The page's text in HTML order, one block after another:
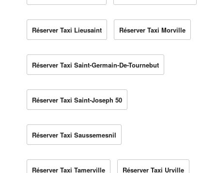
Réserver Taxi Lieusaint Réserver Taxi Morville
Réserver Taxi Saint-Germain-De-Tournebut
Réserver Taxi Saint-Joseph 50
Réserver Taxi Saussemesnil
Réserver Taxi Tamerville Réserver Taxi Urville